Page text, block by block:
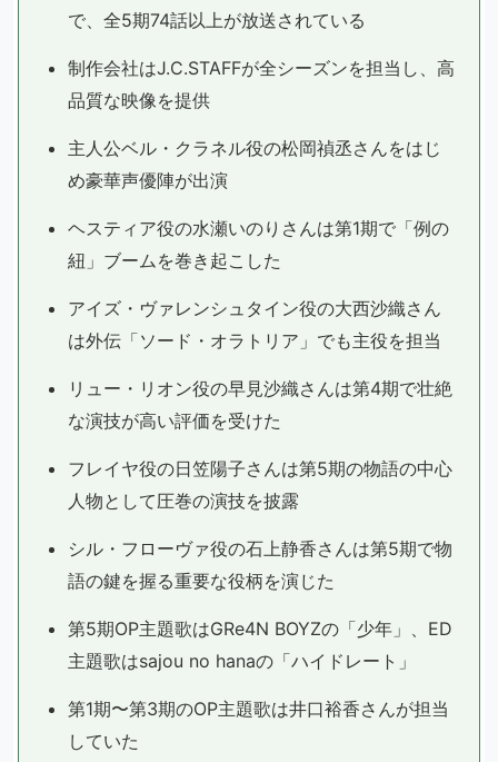
で、全5期74話以上が放送されている
制作会社はJ.C.STAFFが全シーズンを担当し、高
品質な映像を提供
主人公ベル・クラネル役の松岡禎丞さんをはじ
め豪華声優陣が出演
ヘスティア役の水瀬いのりさんは第1期で「例の
紐」ブームを巻き起こした
アイズ・ヴァレンシュタイン役の大西沙織さん
は外伝「ソード・オラトリア」でも主役を担当
リュー・リオン役の早見沙織さんは第4期で壮絶
な演技が高い評価を受けた
フレイヤ役の日笠陽子さんは第5期の物語の中心
人物として圧巻の演技を披露
シル・フローヴァ役の石上静香さんは第5期で物
語の鍵を握る重要な役柄を演じた
第5期OP主題歌はGRe4N BOYZの「少年」、ED
主題歌はsajou no hanaの「ハイドレート」
第1期〜第3期のOP主題歌は井口裕香さんが担当
していた